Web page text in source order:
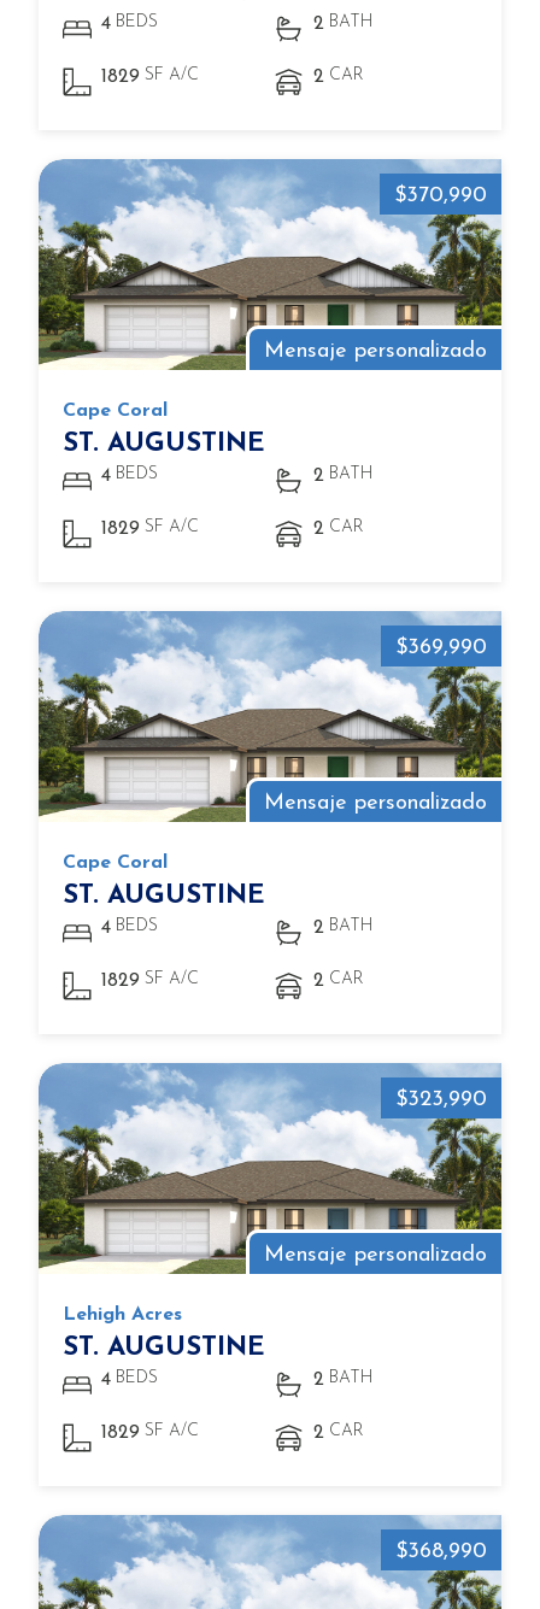
4 BEDS 2 BATH
1829 SF A/C 2 CAR
Mensaje personalizado
$370,990
Cape Coral
ST. AUGUSTINE
4 BEDS 2 BATH
1829 SF A/C 2 CAR
Mensaje personalizado
$369,990
Cape Coral
ST. AUGUSTINE
4 BEDS 2 BATH
1829 SF A/C 2 CAR
Mensaje personalizado
$323,990
Lehigh Acres
ST. AUGUSTINE
4 BEDS 2 BATH
1829 SF A/C 2 CAR
$368,990